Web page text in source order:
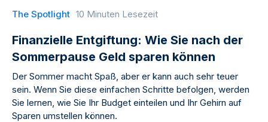
The Spotlight 10 Minuten Lesezeit
Finanzielle Entgiftung: Wie Sie nach der
Sommerpause Geld sparen können
Der Sommer macht Spaß, aber er kann auch sehr teuer
sein. Wenn Sie diese einfachen Schritte befolgen, werden
Sie lernen, wie Sie Ihr Budget einteilen und Ihr Gehirn auf
Sparen umstellen können.